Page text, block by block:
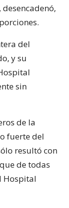
del
y su
sin
de la
fuerte del
resultó con
de todas
Hospital